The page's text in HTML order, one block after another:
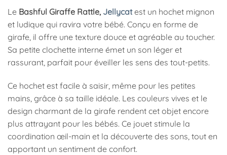
Le Bashful Giraffe Rattle, Jellycatest un hochet mignon
et ludique qui ravira votre bébé. Conçu en forme de
girafe, il offre une texture douce et agréable au toucher.
Sa petite clochette interne émet un son léger et
rassurant, parfait pour éveiller les sens des tout-petits.
Ce hochet est facile à saisir, même pour les petites
mains, grâce à sa taille idéale. Les couleurs vives et le
design charmant de la girafe rendent cet objet encore
plus attrayant pour les bébés. Ce jouet stimule la
coordination œil-main et la découverte des sons, tout en
apportant un sentiment de confort.